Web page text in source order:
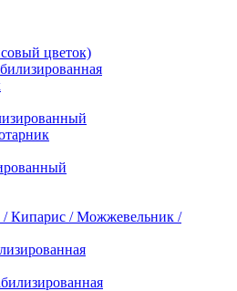
цветок)
/ Кипарис / Можжевельник /